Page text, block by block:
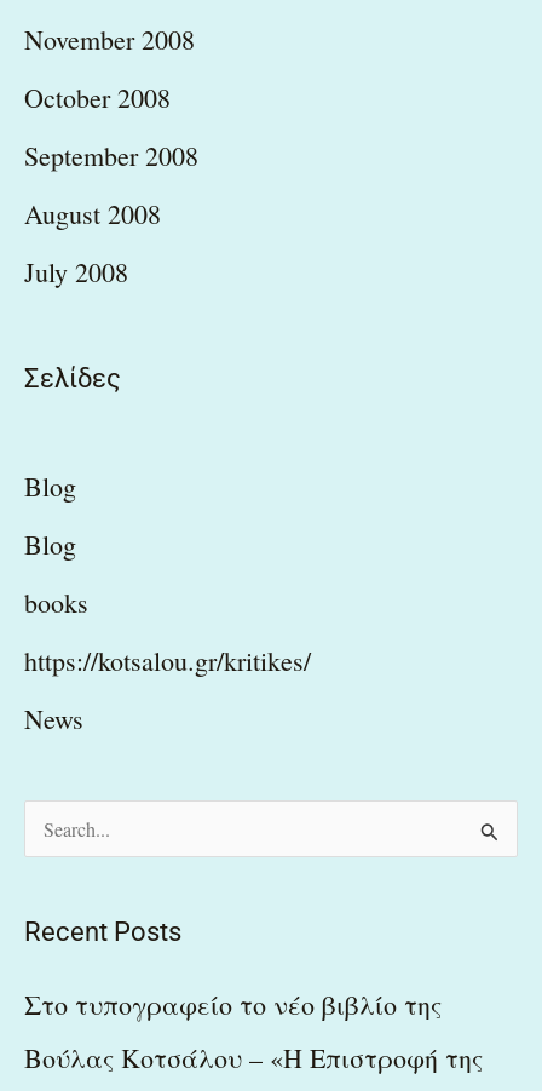
November 2008
October 2008
September 2008
August 2008
July 2008
Σελίδες
Blog
Blog
books
https://kotsalou.gr/kritikes/
News
c
f
Recent Posts
Στο τυπογραφείο το νέο βιβλίο της
Βούλας Κοτσάλου – «Η Επιστροφή της